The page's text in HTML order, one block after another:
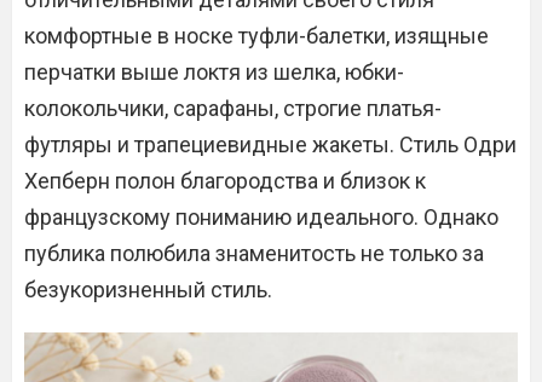
комфортные в носке туфли-балетки, изящные
перчатки выше локтя из шелка, юбки-
колокольчики, сарафаны, строгие платья-
футляры и трапециевидные жакеты. Стиль Одри
Хепберн полон благородства и близок к
французскому пониманию идеального. Однако
публика полюбила знаменитость не только за
безукоризненный стиль.